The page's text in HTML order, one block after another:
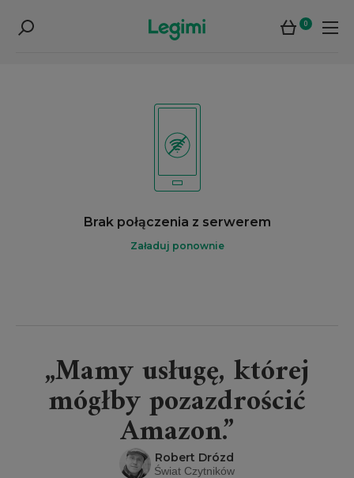
0
Brak połączenia z serwerem
Załaduj ponownie
„Mamy usługę, której
mógłby pozazdrościć
Amazon.”
Robert Drózd
Świat Czytników